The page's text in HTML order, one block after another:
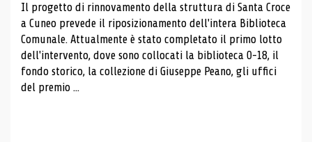
Il progetto di rinnovamento della struttura di Santa Croce
a Cuneo prevede il riposizionamento dell'intera Biblioteca
Comunale. Attualmente è stato completato il primo lotto
dell'intervento, dove sono collocati la biblioteca 0-18, il
fondo storico, la collezione di Giuseppe Peano, gli uffici
del premio ...